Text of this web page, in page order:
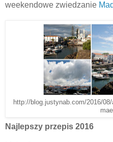
weekendowe zwiedzanie
http://blog.justynab.com/2016/
Najlepszy przepis 2016